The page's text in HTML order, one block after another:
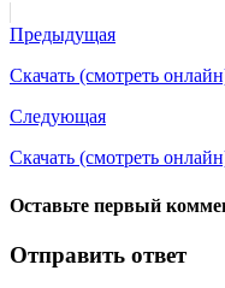
Предыдущая
Скачать (смотреть
Следующая
Скачать (смотреть
Оставьте первый
Отправить ответ